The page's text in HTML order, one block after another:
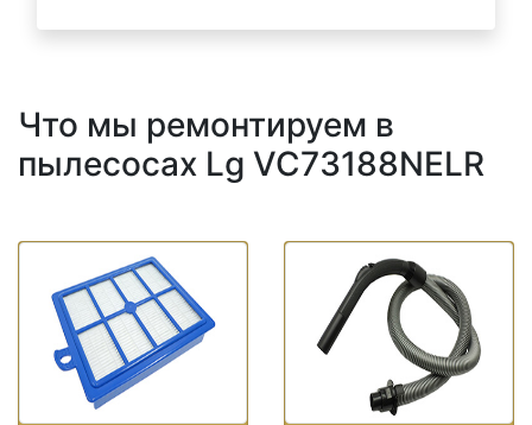
Что мы ремонтируем в
пылесосах Lg VC73188NELR